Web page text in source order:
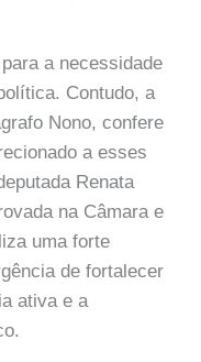
a necessidade
Contudo, a
Nono, confere
a esses
Renata
na Câmara e
uma forte
de fortalecer
ativa e a